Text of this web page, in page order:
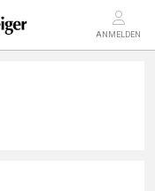
ANMELDEN